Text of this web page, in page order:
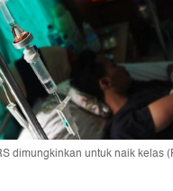
dimungkinkan untuk naik kelas